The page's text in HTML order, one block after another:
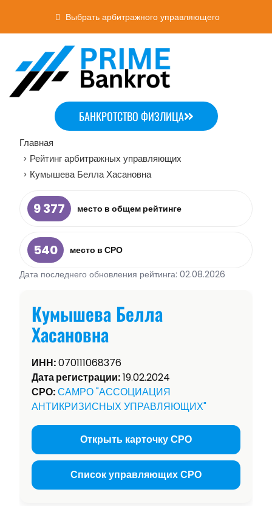
Выбрать арбитражного управляющего
БАНКРОТСТВО ФИЗЛИЦА
Главная
> Рейтинг арбитражных управляющих
> Кумышева Белла Хасановна
9 377 место в общем рейтинге
540
место в СРО
Дата последнего обновления рейтинга: 02.08.2026
Кумышева Белла
Хасановна
ИНН:070111068376
Дата регистрации:19.02.2024
СРО:САМРО "АССОЦИАЦИЯ
АНТИКРИЗИСНЫХ УПРАВЛЯЮЩИХ"
Открыть карточку СРО
Список управляющих СРО